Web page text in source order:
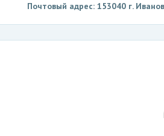
Почтовый адрес: 153040 г.